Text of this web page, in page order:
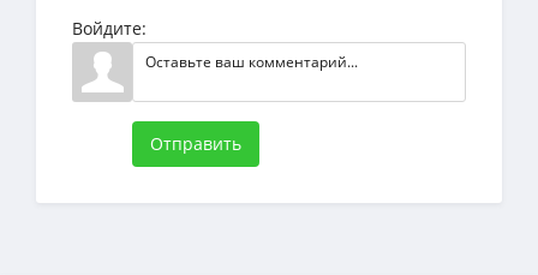
Войдите:
Отправить